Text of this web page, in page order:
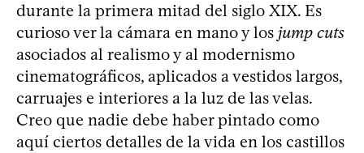
durante la primera mitad del siglo XIX. Es
curioso ver la cámara en mano y los jump cuts
asociados al realismo y al modernismo
cinematográficos, aplicados a vestidos largos,
carruajes e interiores a la luz de las velas.
Creo que nadie debe haber pintado como
aquí ciertos detalles de la vida en los castillos